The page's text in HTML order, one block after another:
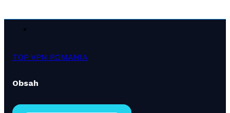
TOP VPN ROMANIA
Obsah